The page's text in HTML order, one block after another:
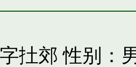
扗郊 性别：